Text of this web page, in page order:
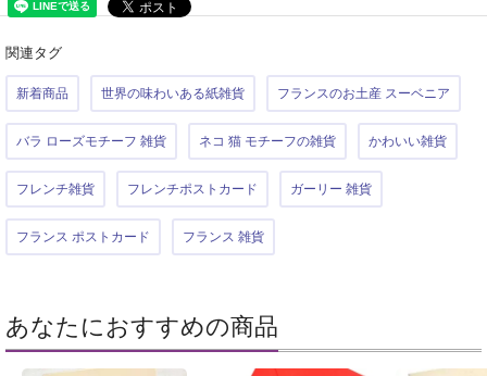
関連タグ
新着商品 世界の味わいある紙雑貨 フランスのお土産 スーベニア
バラ ローズモチーフ 雑貨 ネコ 猫 モチーフの雑貨 かわいい雑貨
フレンチ雑貨 フレンチポストカード ガーリー 雑貨
フランス ポストカード フランス 雑貨
あなたにおすすめの商品